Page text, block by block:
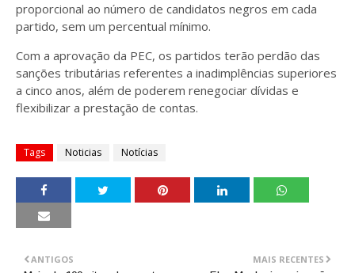
proporcional ao número de candidatos negros em cada
partido, sem um percentual mínimo.
Com a aprovação da PEC, os partidos terão perdão das
sanções tributárias referentes a inadimplências superiores
a cinco anos, além de poderem renegociar dívidas e
flexibilizar a prestação de contas.
Tags Noticias Notícias
MAIS RECENTES
ANTIGOS